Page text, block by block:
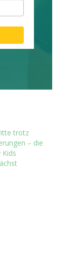
trotz
– die
Kids